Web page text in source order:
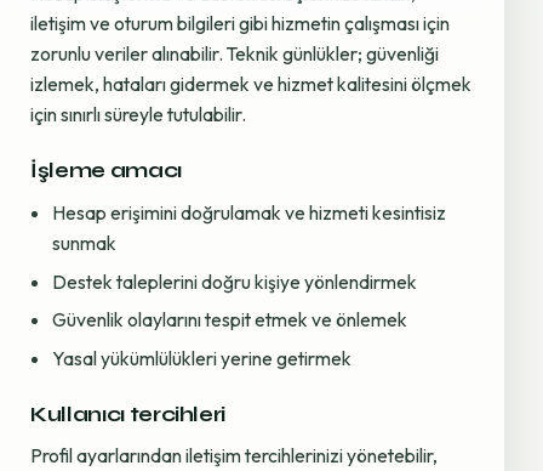
iletişim ve oturum bilgileri gibi hizmetin çalışması için
zorunlu veriler alınabilir. Teknik günlükler; güvenliği
izlemek, hataları gidermek ve hizmet kalitesini ölçmek
için sınırlı süreyle tutulabilir.
İşleme amacı
Hesap erişimini doğrulamak ve hizmeti kesintisiz
sunmak
Destek taleplerini doğru kişiye yönlendirmek
Güvenlik olaylarını tespit etmek ve önlemek
Yasal yükümlülükleri yerine getirmek
Kullanıcı tercihleri
Profil ayarlarından iletişim tercihlerinizi yönetebilir,